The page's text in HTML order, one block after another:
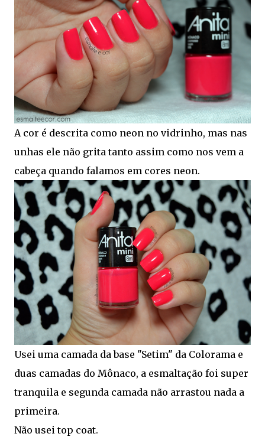
A cor é descrita como neon no vidrinho, mas nas
unhas ele não grita tanto assim como nos vem a
cabeça quando falamos em cores neon.
Usei uma camada da base "Setim" da Colorama e
duas camadas do Mônaco, a esmaltação foi super
tranquila e segunda camada não arrastou nada a
primeira.
Não usei top coat.